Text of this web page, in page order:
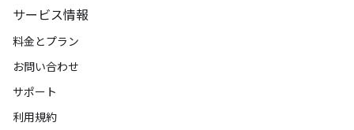
サービス情報
料金とプラン
お問い合わせ
サポート
利用規約